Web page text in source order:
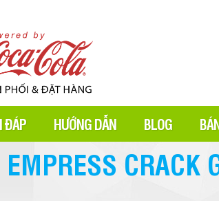
ĐÁP HƯỚNG DẪN BLOG